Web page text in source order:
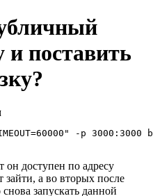
и поставить
-p 3000:3000
он доступен по адресу
а во вторых после
запускать данной